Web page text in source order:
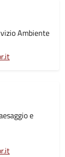
Ambiente
e